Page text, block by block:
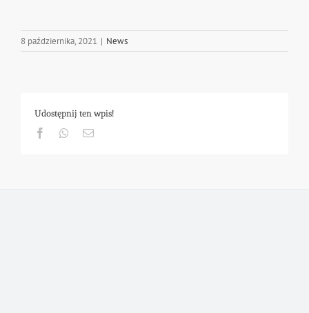
8 października, 2021 | News
Udostępnij ten wpis!
FacebookWhatsapp
Email